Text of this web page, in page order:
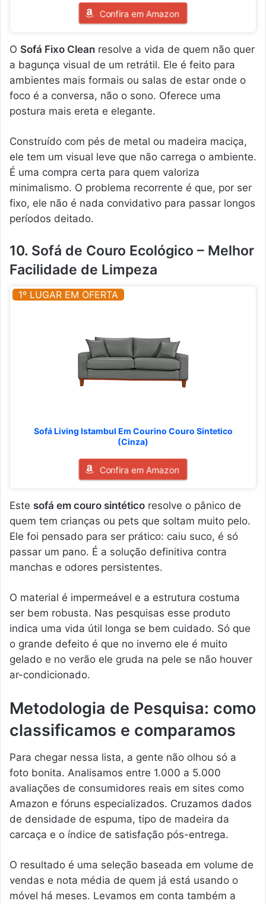
Confira em Amazon
O Sofá Fixo Clean resolve a vida de quem não quer
a bagunça visual de um retrátil. Ele é feito para
ambientes mais formais ou salas de estar onde o
foco é a conversa, não o sono. Oferece uma
postura mais ereta e elegante.
Construído com pés de metal ou madeira maciça,
ele tem um visual leve que não carrega o ambiente.
É uma compra certa para quem valoriza
minimalismo. O problema recorrente é que, por ser
fixo, ele não é nada convidativo para passar longos
períodos deitado.
10. Sofá de Couro Ecológico – Melhor
Facilidade de Limpeza
1º LUGAR EM OFERTA
Sofá Living Istambul Em Courino Couro Sintetico
(Cinza)
Confira em Amazon
Este sofá em couro sintético resolve o pânico de
quem tem crianças ou pets que soltam muito pelo.
Ele foi pensado para ser prático: caiu suco, é só
passar um pano. É a solução definitiva contra
manchas e odores persistentes.
O material é impermeável e a estrutura costuma
ser bem robusta. Nas pesquisas esse produto
indica uma vida útil longa se bem cuidado. Só que
o grande defeito é que no inverno ele é muito
gelado e no verão ele gruda na pele se não houver
ar-condicionado.
Metodologia de Pesquisa: como
classificamos e comparamos
Para chegar nessa lista, a gente não olhou só a
foto bonita. Analisamos entre 1.000 a 5.000
avaliações de consumidores reais em sites como
Amazon e fóruns especializados. Cruzamos dados
de densidade de espuma, tipo de madeira da
carcaça e o índice de satisfação pós-entrega.
O resultado é uma seleção baseada em volume de
vendas e nota média de quem já está usando o
móvel há meses. Levamos em conta também a